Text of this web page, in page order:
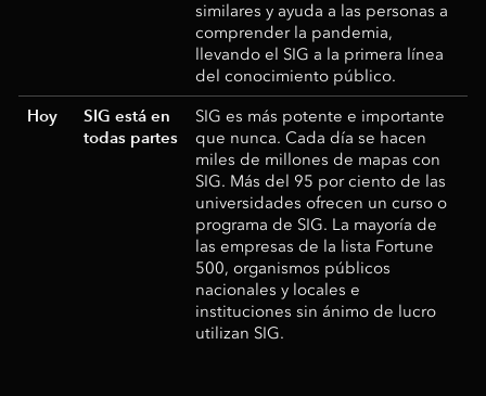
similares y ayuda a las personas a
comprender la pandemia,
llevando el SIG a la primera línea
del conocimiento público.
Hoy
SIG está en
todas partes
SIG es más potente e importante
que nunca. Cada día se hacen
miles de millones de mapas con
SIG. Más del 95 por ciento de las
universidades ofrecen un curso o
programa de SIG. La mayoría de
las empresas de la lista Fortune
500, organismos públicos
nacionales y locales e
instituciones sin ánimo de lucro
utilizan SIG.